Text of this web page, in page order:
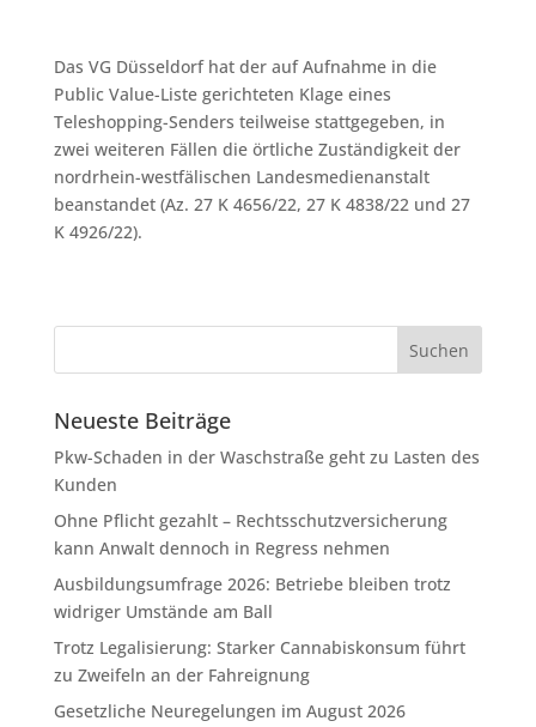
Das VG Düsseldorf hat der auf Aufnahme in die
Public Value-Liste gerichteten Klage eines
Teleshopping-Senders teilweise stattgegeben, in
zwei weiteren Fällen die örtliche Zuständigkeit der
nordrhein-westfälischen Landesmedienanstalt
beanstandet (Az. 27 K 4656/22, 27 K 4838/22 und 27
K 4926/22).
Neueste Beiträge
Pkw-Schaden in der Waschstraße geht zu Lasten des
Kunden
Ohne Pflicht gezahlt – Rechtsschutzversicherung
kann Anwalt dennoch in Regress nehmen
Ausbildungsumfrage 2026: Betriebe bleiben trotz
widriger Umstände am Ball
Trotz Legalisierung: Starker Cannabiskonsum führt
zu Zweifeln an der Fahreignung
Gesetzliche Neuregelungen im August 2026